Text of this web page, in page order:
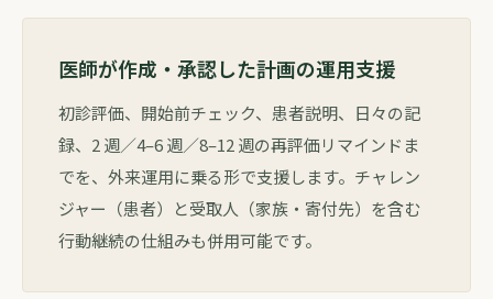
医師が作成・承認した計画の運用支援
初診評価、開始前チェック、患者説明、日々の記
録、2 週／4–6 週／8–12 週の再評価リマインドま
でを、外来運用に乗る形で支援します。チャレン
ジャー（患者）と受取人（家族・寄付先）を含む
行動継続の仕組みも併用可能です。